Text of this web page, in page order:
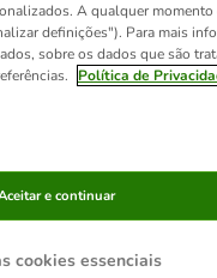
Adult Light & Vital
kg
A qualquer
definições"). Para mais
sobre os dados que são
Política de
cookies essenciais
e continuar